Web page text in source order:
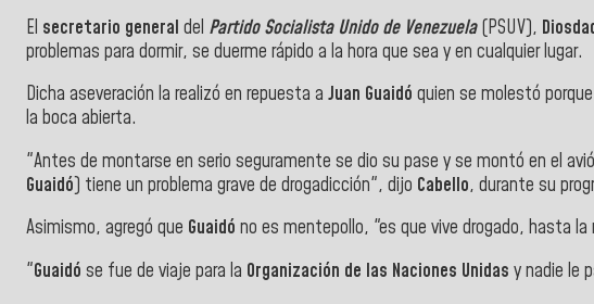
El secretario general del Partido Socialista Unido de Venezuela(PSUV),
problemas para dormir, se duerme rápido a la hora que sea y en cualquier lugar.
Dicha aseveración la realizó en repuesta a Juan Guaidó quien se molestó
la boca abierta.
"Antes de montarse en serio seguramente se dio su pase y se montó en el
Guaidó) tiene un problema grave de drogadicción", dijo Cabello, durante su
Asimismo, agregó que Guaidó no es mentepollo, "es que vive drogado, hasta
"Guaidó se fue de viaje para la Organización de las Naciones Unidas y nadie le